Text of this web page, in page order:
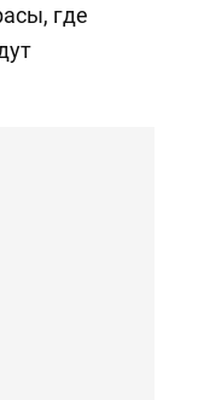
где